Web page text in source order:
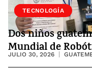
SOCIEDAD
TECNOLOGÍA
Dos niños
Mundial de
JULIO 30, 2026